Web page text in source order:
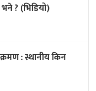
? (भिडियो)
: स्थानीय किन